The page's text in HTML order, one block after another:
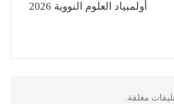
أولمبياد العلوم النووية 2026
مغلقة.